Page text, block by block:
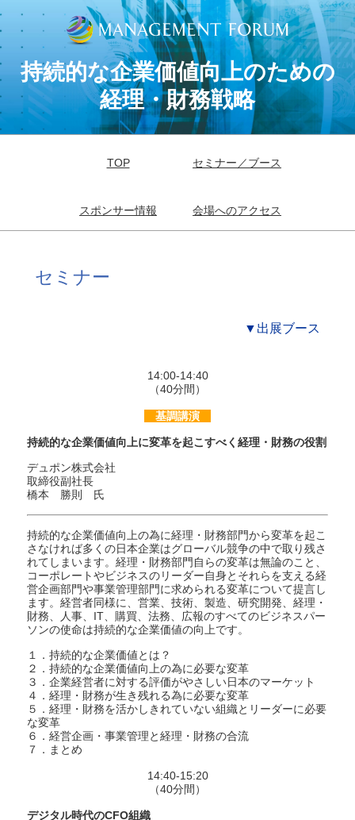
持続的な企業価値向上のための
経理・財務戦略
TOP セミナー／ブース
スポンサー情報 会場へのアクセス
セミナー
▼出展ブース
14:00-14:40
（40分間）
基調講演
持続的な企業価値向上に変革を起こすべく経理・財務の役割
デュポン株式会社
取締役副社長
橋本 勝則 氏
持続的な企業価値向上の為に経理・財務部門から変革を起こ
さなければ多くの日本企業はグローバル競争の中で取り残さ
れてしまいます。経理・財務部門自らの変革は無論のこと、
コーポレートやビジネスのリーダー自身とそれらを支える経
営企画部門や事業管理部門に求められる変革について提言し
ます。経営者同様に、営業、技術、製造、研究開発、経理・
財務、人事、IT、購買、法務、広報のすべてのビジネスパー
ソンの使命は持続的な企業価値の向上です。
１．持続的な企業価値とは？
２．持続的な企業価値向上の為に必要な変革
３．企業経営者に対する評価がやさしい日本のマーケット
４．経理・財務が生き残れる為に必要な変革
５．経理・財務を活かしきれていない組織とリーダーに必要
な変革
６．経営企画・事業管理と経理・財務の合流
７．まとめ
14:40-15:20
（40分間）
デジタル時代のCFO組織